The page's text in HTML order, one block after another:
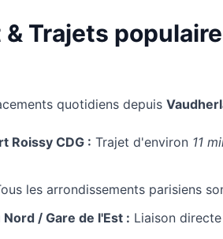
Trajets
quotidiens depuis
CDG : Trajet d'environ 11
les arrondissements parisiens
/ Gare de l'Est : Liaison